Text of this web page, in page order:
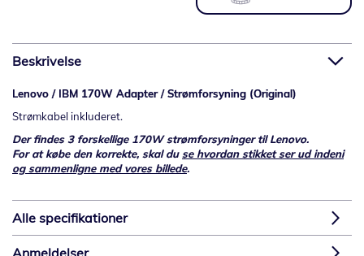
Beskrivelse
Lenovo / IBM 170W Adapter / Strømforsyning (Original)
Strømkabel inkluderet.
Der findes 3 forskellige 170W strømforsyninger til Lenovo.
For at købe den korrekte, skal du se hvordan stikket ser ud indeni
og sammenligne med vores billede.
Alle specifikationer
Anmeldelser